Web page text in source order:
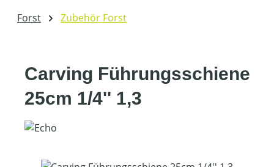
Forst Zubehör Forst
Carving Führungsschiene
25cm 1/4'' 1,3